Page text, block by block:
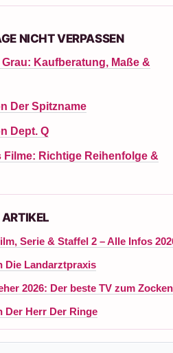
NICHT VERPASSEN
Kaufberatung, Maße &
Der Spitzname
Dept. Q
Filme: Richtige Reihenfolge &
Serie & Staffel 2 – Alle Infos
Die Landarztpraxis
2026: Der beste TV zum
Der Herr Der Ringe